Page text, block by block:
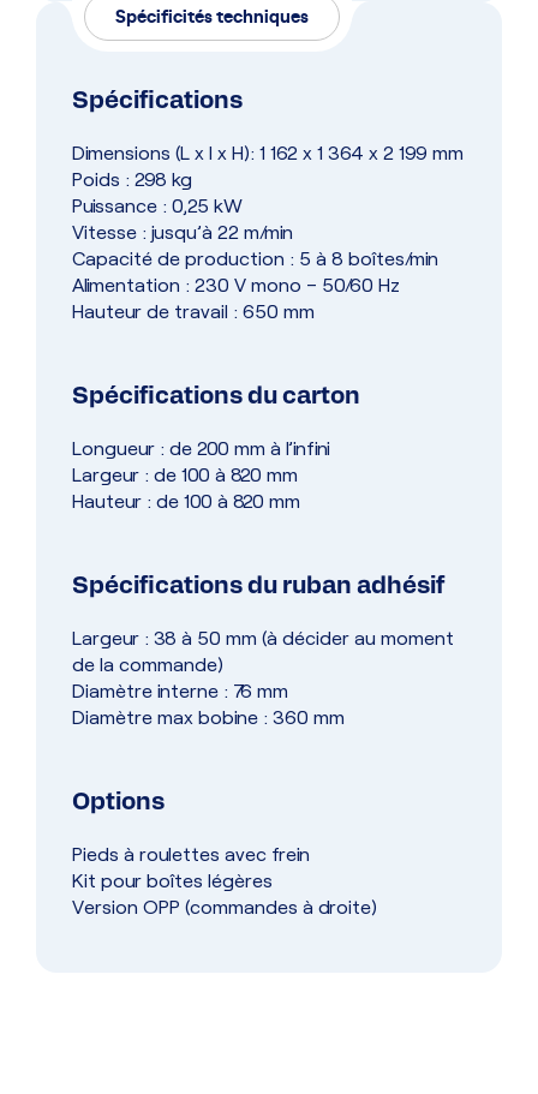
Spécificités techniques
Spécifications
Dimensions (L x l x H): 1 162 x 1 364 x 2 199 mm
Poids : 298 kg
Puissance : 0,25 kW
Vitesse : jusqu’à 22 m/min
Capacité de production : 5 à 8 boîtes/min
Alimentation : 230 V mono – 50/60 Hz
Hauteur de travail : 650 mm
Spécifications du carton
Longueur : de 200 mm à l’infini
Largeur : de 100 à 820 mm
Hauteur : de 100 à 820 mm
Spécifications du ruban adhésif
Largeur : 38 à 50 mm (à décider au moment
de la commande)
Diamètre interne : 76 mm
Diamètre max bobine : 360 mm
Options
Pieds à roulettes avec frein
Kit pour boîtes légères
Version OPP (commandes à droite)